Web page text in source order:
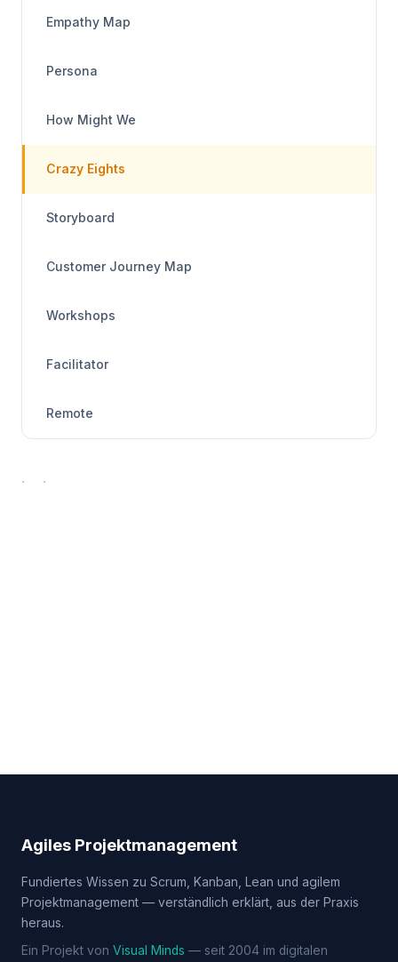
Empathy Map
Persona
How Might We
Crazy Eights
Storyboard
Customer Journey Map
Workshops
Facilitator
Remote
Agiles Projektmanagement
Fundiertes Wissen zu Scrum, Kanban, Lean und agilem
Projektmanagement — verständlich erklärt, aus der Praxis
heraus.
Ein Projekt von Visual Minds — seit 2004 im digitalen